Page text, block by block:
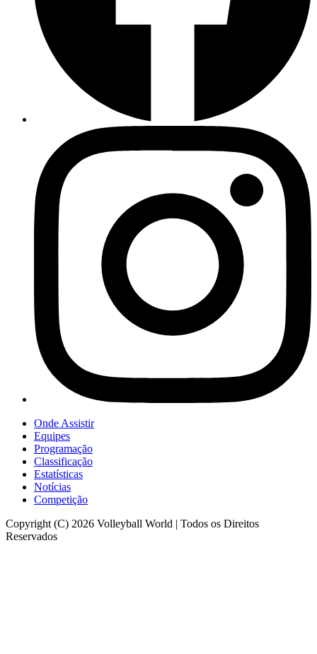
Onde Assistir
Equipes
Programação
Classificação
Estatísticas
Notícias
Competição
Copyright (C) 2026 Volleyball World | Todos os Direitos
Reservados